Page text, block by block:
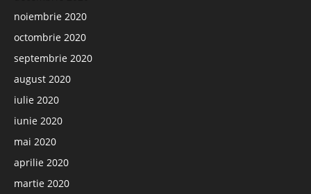
noiembrie 2020
octombrie 2020
septembrie 2020
august 2020
iulie 2020
iunie 2020
mai 2020
aprilie 2020
martie 2020